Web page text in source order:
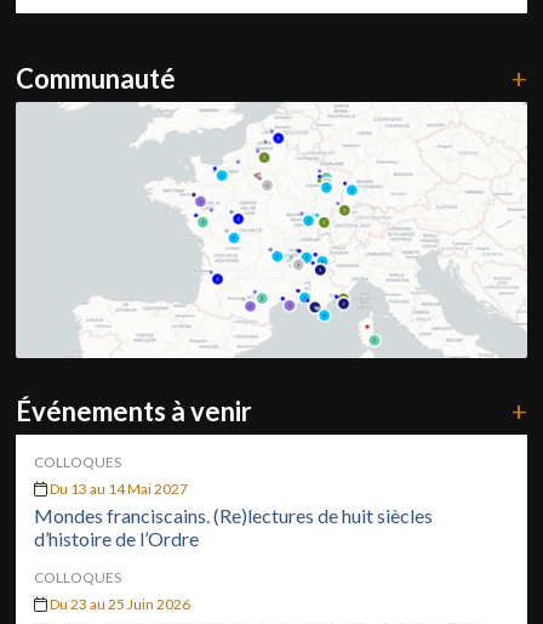
Communauté +
Événements à venir +
COLLOQUES
Du 13 au 14 Mai 2027
Mondes franciscains. (Re)lectures de huit siècles
d’histoire de l’Ordre
COLLOQUES
Du 23 au 25 Juin 2026